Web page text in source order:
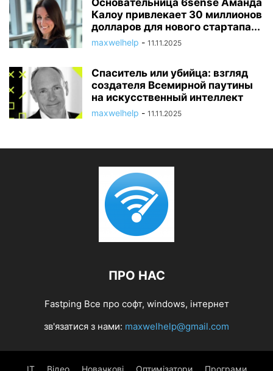
Калоу привлекает 30 миллионов
долларов для нового стартапа...
maxwelhelp - 11.11.2025
Спаситель или убийца: взгляд
создателя Всемирной паутины
на искусственный интеллект
maxwelhelp - 11.11.2025
ПРО НАС
Fastping Все про софт, windows, інтернет
зв'язатися з нами: maxwelhelp@gmail.com
IT Відео Новачкові Оптимізатори Програми